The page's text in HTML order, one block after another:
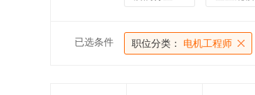
已选条件 职位分类： 电机工程师